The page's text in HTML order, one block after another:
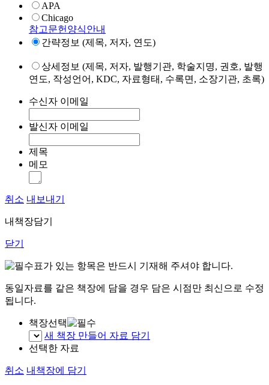
APA
Chicago
참고문헌양식안내
간략정보 (제목, 저자, 연도)
상세정보 (제목, 저자, 발행기관, 학술지명, 권호, 발행
연도, 작성언어, KDC, 자료형태, 수록면, 소장기관, 초록)
수신자 이메일
발신자 이메일
제목
메모
취소 내보내기
내책장담기
닫기
표가 있는 항목은 반드시 기재해 주셔야 합니다.
동일자료를 같은 책장에 담을 경우 담은 시점만 최신으로 수정
됩니다.
책장선택
새 책장 만들어 자료 담기
선택한 자료
취소 내책장에 담기